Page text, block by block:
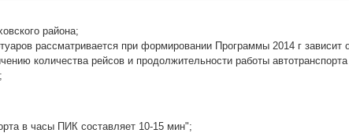
района;
рассматривается при формировании Программы 2014 г
количества рейсов и продолжительности работы
в часы ПИК составляет 10-15 мин";